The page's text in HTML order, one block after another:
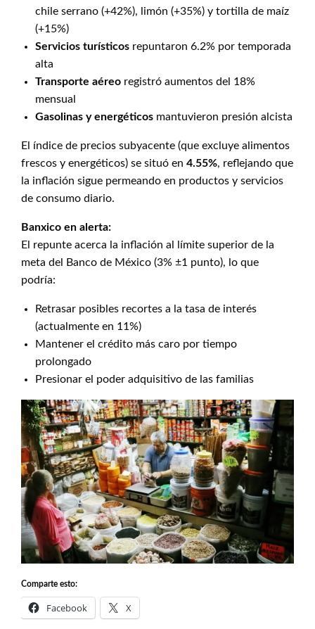
chile serrano (+42%), limón (+35%) y tortilla de maíz
(+15%)
Servicios turísticos repuntaron 6.2% por temporada
alta
Transporte aéreo registró aumentos del 18%
mensual
Gasolinas y energéticos mantuvieron presión alcista
El índice de precios subyacente (que excluye alimentos
frescos y energéticos) se situó en 4.55%, reflejando que
la inflación sigue permeando en productos y servicios
de consumo diario.
Banxico en alerta:
El repunte acerca la inflación al límite superior de la
meta del Banco de México (3% ±1 punto), lo que
podría:
Retrasar posibles recortes a la tasa de interés
(actualmente en 11%)
Mantener el crédito más caro por tiempo
prolongado
Presionar el poder adquisitivo de las familias
Comparte esto:
Facebook X